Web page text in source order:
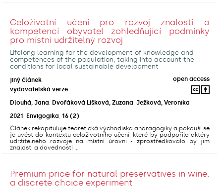
Celoživotní učení pro rozvoj znalostí a
kompetencí obyvatel zohledňující podmínky
pro místní udržitelný rozvoj
Lifelong learning for the development of knowledge and
competences of the population, taking into account the
conditions for local sustainable development
jiný článek
open access
vydavatelská verze
Dlouhá, Jana; Dvořáková Líšková, Zuzana; Ježková, Veronika
2021 Envigogika 16 (2)
Článek rekapituluje teoretická východiska andragogiky a pokouší se
je uvést do kontextu celoživotního učení, které by podpořilo aktéry
udržitelného rozvoje na místní úrovni - zprostředkovalo by jim
znalosti a dovednosti ...
Premium price for natural preservatives in wine:
a discrete choice experiment